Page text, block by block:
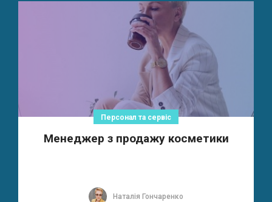
Персонал та сервіс
Менеджер з продажу косметики
Наталія Гончаренко